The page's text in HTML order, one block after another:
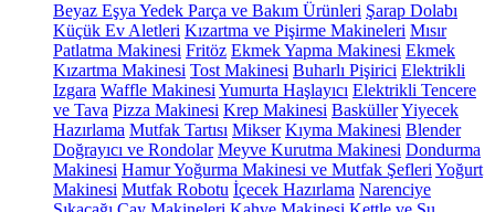
Beyaz Eşya Yedek Parça ve Bakım Ürünleri Şarap Dolabı
Küçük Ev Aletleri Kızartma ve Pişirme Makineleri Mısır
Patlatma Makinesi Fritöz Ekmek Yapma Makinesi Ekmek
Kızartma Makinesi Tost Makinesi Buharlı Pişirici Elektrikli
Izgara Waffle Makinesi Yumurta Haşlayıcı Elektrikli Tencere
ve Tava Pizza Makinesi Krep Makinesi BasküllerYiyecek
Hazırlama Mutfak Tartısı Mikser Kıyma Makinesi Blender
Doğrayıcı ve Rondolar Meyve Kurutma Makinesi Dondurma
Makinesi Hamur Yoğurma Makinesi ve Mutfak Şefleri Yoğurt
Makinesi Mutfak Robotu İçecek Hazırlama Narenciye